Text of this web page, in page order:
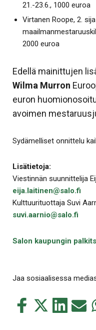
21.-23.6., 1000 euroa
Virtanen Roope, 2.
2000 euroa
Edellä mainittujen
Wilma Murron
euron
avoimen
Sydämelliset onnittelu
Lisätietoja:
Viestinnän suunnittelija
eija.laitinen@salo.fi
Kulttuurituottaja Suvi
suvi.aarnio@salo.fi
Salon kaupungin
Jaa sosiaalisessa
Jaa
Jaa
Jaa Jaa